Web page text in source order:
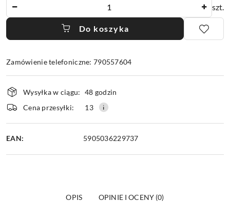
szt.
Do koszyka
Zamówienie telefoniczne: 790557604
Dostępność
i
dostawa
Wysyłka w ciągu: 48 godzin
Cena przesyłki:
13
EAN: 5905036229737
OPIS OPINIE I OCENY (0)